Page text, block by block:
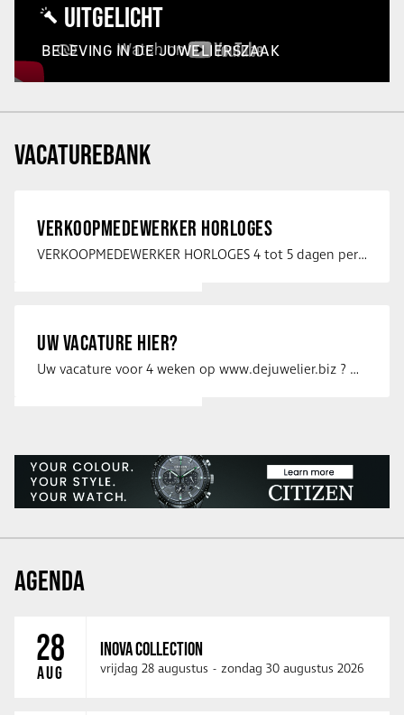
UITGELICHT
BELEVING IN DE JUWELIERSZAAK
VACATUREBANK
VERKOOPMEDEWERKER HORLOGES
VERKOOPMEDEWERKER HORLOGES 4 tot 5 dagen per week Heb jij een passie voor …
UW VACATURE HIER?
Uw vacature voor 4 weken op www.dejuwelier.biz ? Neem dan contact op met …
AGENDA
28
AUG
INOVA COLLECTION
vrijdag 28 augustus - zondag 30 augustus 2026